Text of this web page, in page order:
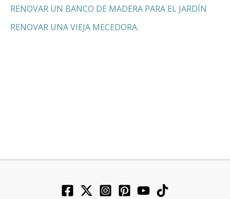
RENOVAR UN BANCO DE MADERA PARA EL JARDÍN
RENOVAR UNA VIEJA MECEDORA.